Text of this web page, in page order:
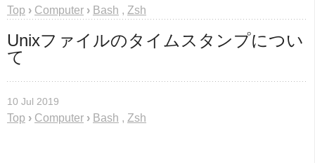
Top › Computer › Bash , Zsh
Unixファイルのタイムスタンプについ
て
10 Jul 2019
Top › Computer › Bash , Zsh